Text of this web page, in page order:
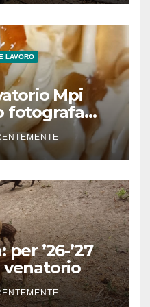
€, casa
per
a dedurre a
e giuridiche
erariale
LAVORO
Mpi
fotografa
241
attivi, 173
’26-’27
venatorio